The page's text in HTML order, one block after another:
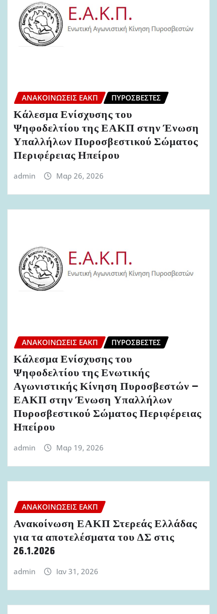
ΑΝΑΚΟΙΝΏΣΕΙΣ ΕΑΚΠ ΠΥΡΟΣΒΈΣΤΕΣ
Κάλεσμα Ενίσχυσης του
Ψηφοδελτίου της ΕΑΚΠ στην Ένωση
Υπαλλήλων Πυροσβεστικού Σώματος
Περιφέρειας Ηπείρου
admin Μαρ 26, 2026
ΑΝΑΚΟΙΝΏΣΕΙΣ ΕΑΚΠ ΠΥΡΟΣΒΈΣΤΕΣ
Κάλεσμα Ενίσχυσης του
Ψηφοδελτίου της Ενωτικής
Αγωνιστικής Κίνηση Πυροσβεστών –
ΕΑΚΠ στην Ένωση Υπαλλήλων
Πυροσβεστικού Σώματος Περιφέρειας
Ηπείρου
admin Μαρ 19, 2026
ΑΝΑΚΟΙΝΏΣΕΙΣ ΕΑΚΠ
Ανακοίνωση ΕΑΚΠ Στερεάς Ελλάδας
για τα αποτελέσματα του ΔΣ στις
26.1.2026
admin Ιαν 31, 2026